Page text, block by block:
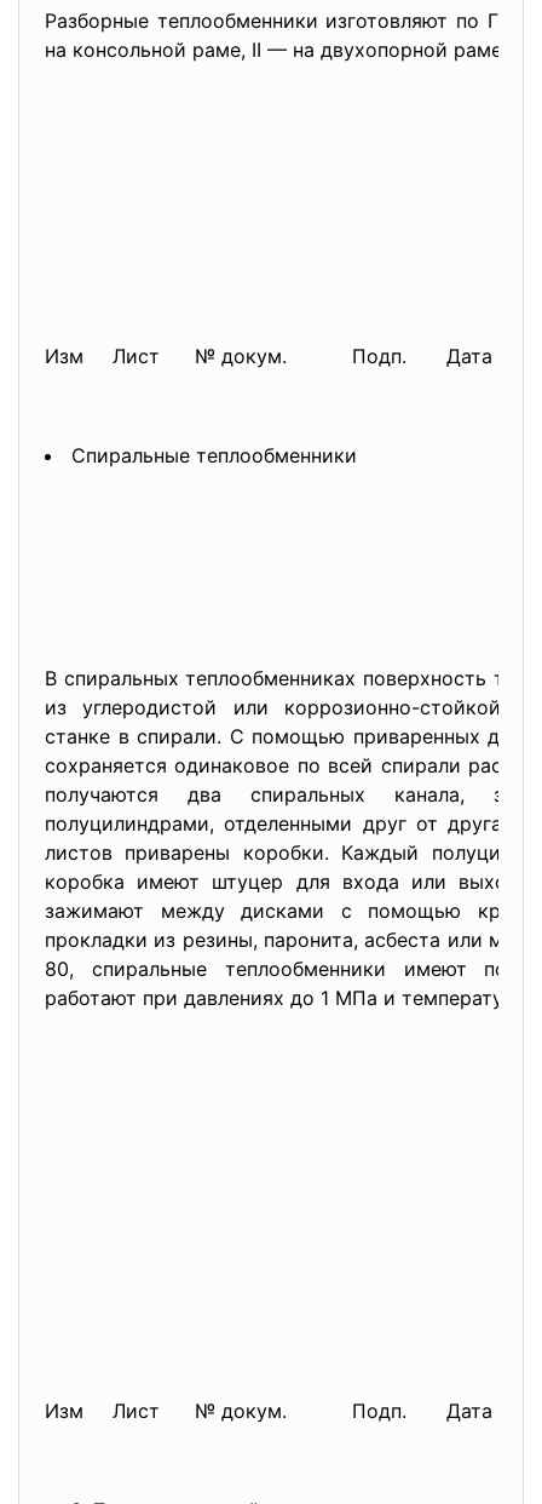
Разборные теплообменники изготовляют по
на консольной раме, II — на двухопорной раме,
Изм Лист № докум. Подп. Дата
Спиральные теплообменники
В спиральных теплообменниках поверхность
из углеродистой или коррозионно-стойкой
станке в спирали. С помощью приваренных
сохраняется одинаковое по всей спирали
получаются два спиральных канала,
полуцилиндрами, отделенными друг от друга
листов приварены коробки. Каждый
коробка имеют штуцер для входа или выхода
зажимают между дисками с помощью
прокладки из резины, паронита, асбеста или
80, спиральные теплообменники имеют
работают при давлениях до 1 МПа и температуре
Изм Лист № докум. Подп. Дата